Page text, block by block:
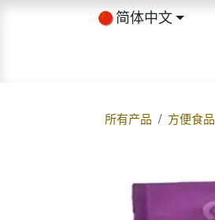
简体中文
所有产品 方便食品